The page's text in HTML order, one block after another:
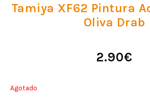
Tamiya XF62 Pintura
Oliva Drab
2.90€
Agotado